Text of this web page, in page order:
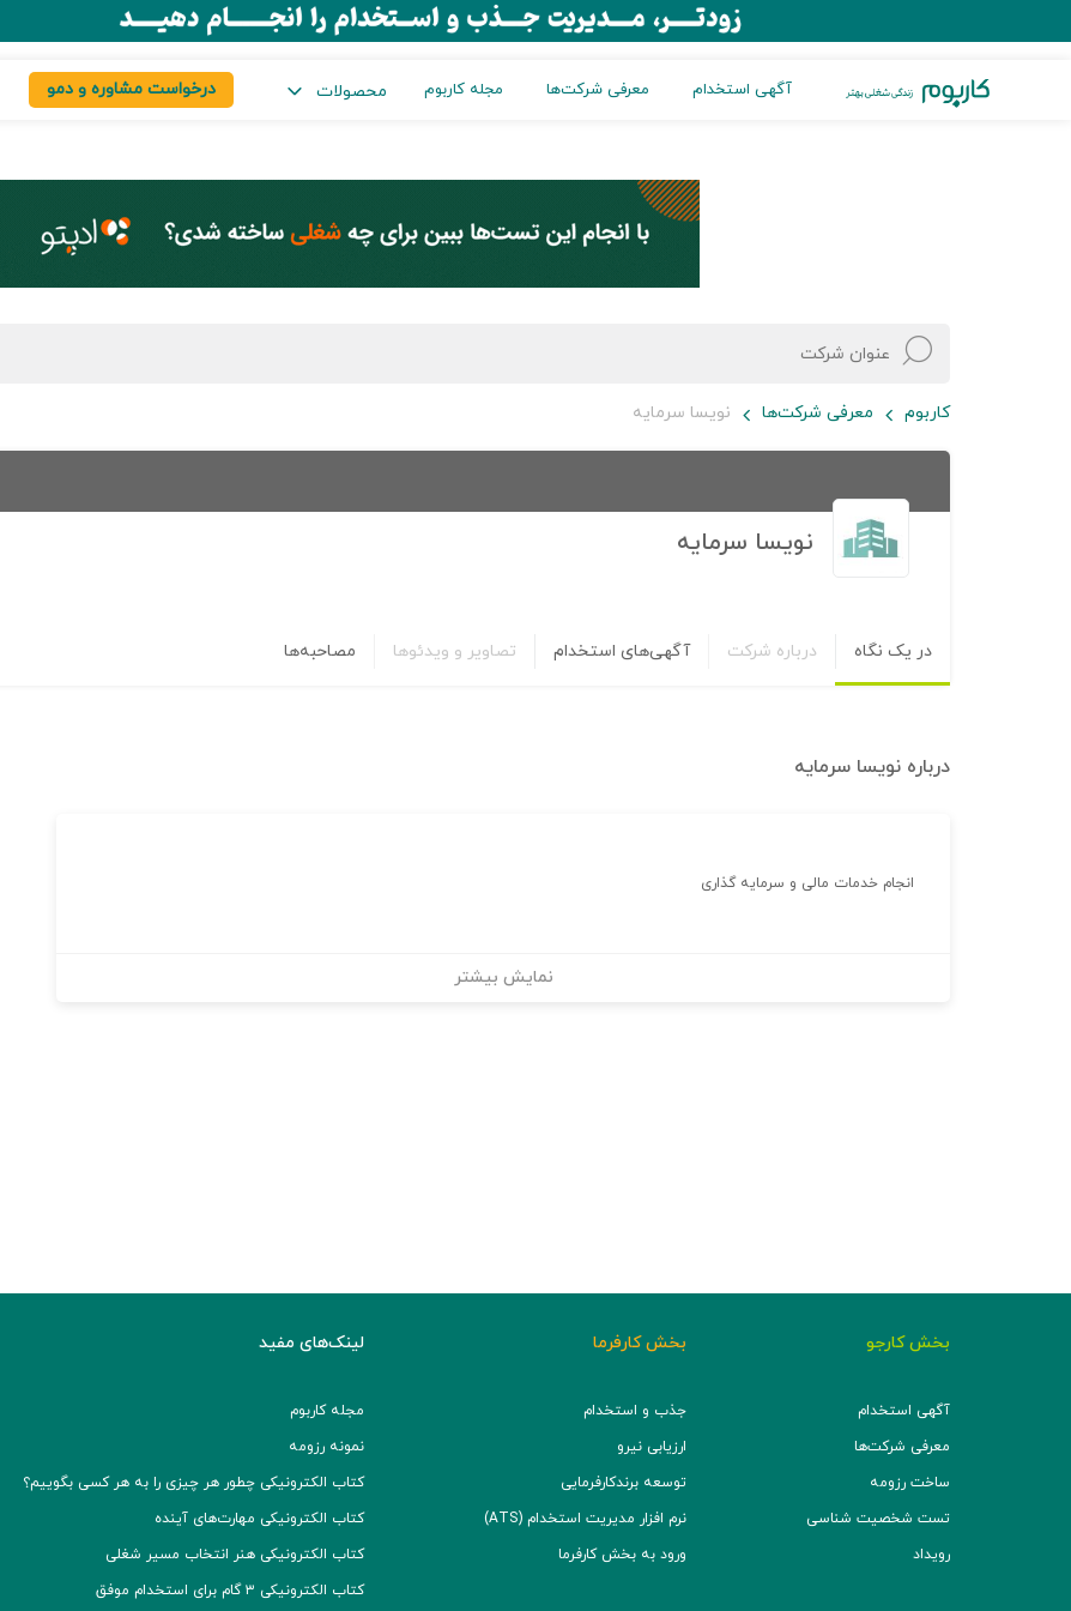
آگهی استخدام معرفی شرکت‌ها مجله کاربوم محصولات درخواست مشاوره و دمو
کاربوم معرفی شرکت‌ها نویسا سرمایه
نویسا سرمایه
در یک نگاه درباره شرکت آگهی‌های استخدام تصاویر و ویدئوها مصاحبه‌ها
درباره نویسا سرمایه
انجام خدمات مالی و سرمایه گذاری
نمایش بیشتر
بخش کارجو
آگهی استخدام
معرفی شرکت‌ها
ساخت رزومه
تست شخصیت شناسی
رویداد
بخش کارفرما
جذب و استخدام
ارزیابی نیرو
توسعه برند‌کارفرمایی
نرم افزار مدیریت استخدام (ATS)
ورود به بخش کارفرما
لینک‌های مفید
مجله کاربوم
نمونه رزومه
کتاب الکترونیکی چطور هر چیزی را به هر کسی بگوییم؟
کتاب الکترونیکی مهارت‌های آینده
کتاب الکترونیکی هنر انتخاب مسیر شغلی
کتاب الکترونیکی ۳ گام برای استخدام موفق